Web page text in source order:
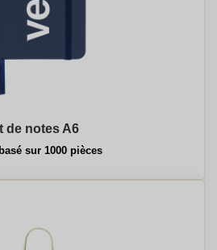
de notes A6
sur 1000 pièces